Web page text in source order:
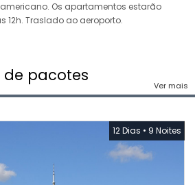
Os apartamentos estarão
12h. Traslado ao aeroporto.
de pacotes
Ver mais
12 Dias • 9 Noites